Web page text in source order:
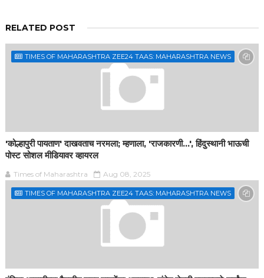
RELATED POST
TIMES OF MAHARASHTRA ZEE24 TAAS: MAHARASHTRA NEWS
'कोल्हापुरी पायताण' दाखवताच नरमला; म्हणाला, 'राजकारणी...', हिंदुस्थानी भाऊची
पोस्ट सोशल मीडियावर व्हायरल
Times of Maharashtra Aug 08, 2025
TIMES OF MAHARASHTRA ZEE24 TAAS: MAHARASHTRA NEWS